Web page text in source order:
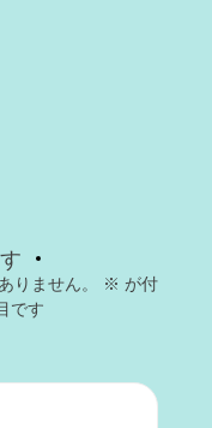
りません。 ※ が付
です